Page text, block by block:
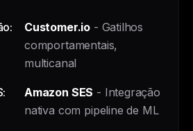
Customer.io - Gatilhos
comportamentais,
multicanal
Amazon SES - Integração
nativa com pipeline de ML